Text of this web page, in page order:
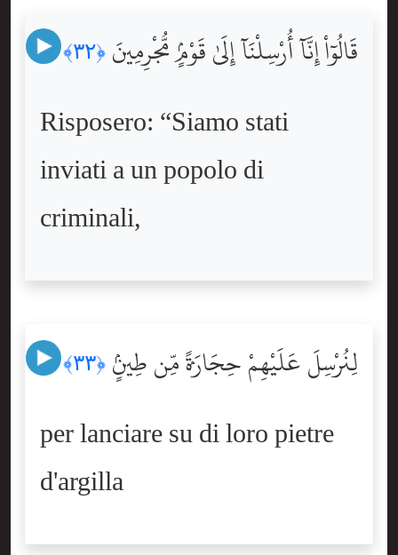
قَالُوٓاْ إِنَّآ أُرْسِلْنَآ إِلَىٰ قَوْمٍۢ مُّجْرِمِينَ ﴿٣٢﴾
Risposero: “Siamo stati
inviati a un popolo di
criminali,
لِنُرْسِلَ عَلَيْهِمْ حِجَارَةًۭ مِّن طِينٍۢ ﴿٣٣﴾
per lanciare su di loro pietre
d'argilla